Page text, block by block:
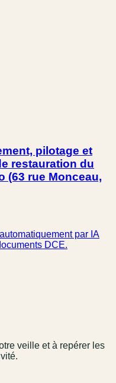
pilotage et
restauration du
(63 rue Monceau,
par IA
DCE.
veille et à repérer les